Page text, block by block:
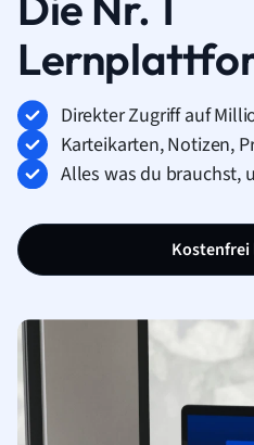
Direkter Zugriff auf
Karteikarten, Notizen,
Alles was du brauchst,
Kostenfrei